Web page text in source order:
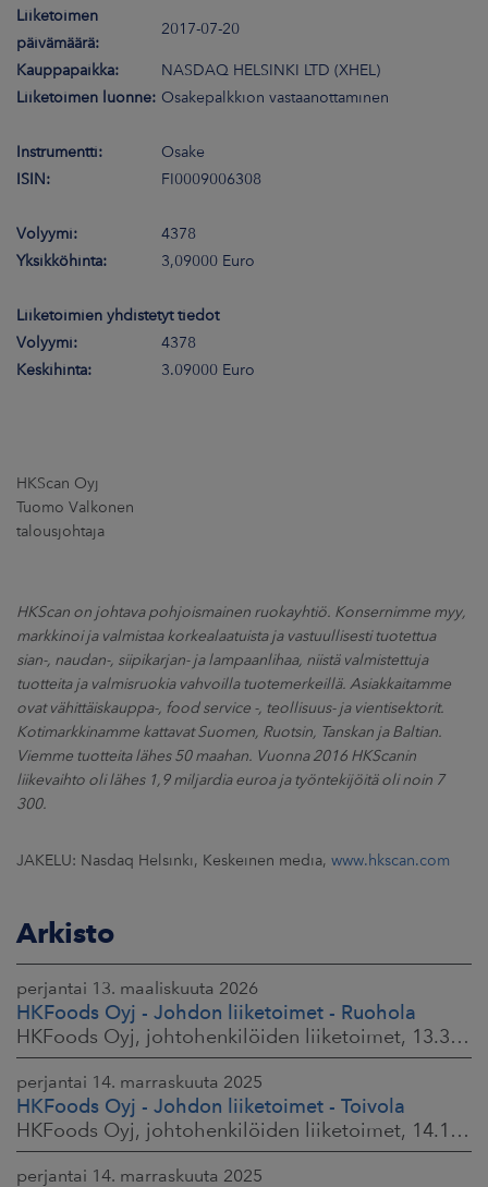
Liiketoimen
päivämäärä:
2017-07-20
Kauppapaikka:
NASDAQ HELSINKI LTD (XHEL)
Liiketoimen luonne: Osakepalkkion vastaanottaminen
Instrumentti:
Osake
ISIN:
FI0009006308
Volyymi:
4378
Yksikköhinta:
3,09000 Euro
Liiketoimien yhdistetyt tiedot
Volyymi:
4378
Keskihinta:
3.09000 Euro
HKScan Oyj
Tuomo Valkonen
talousjohtaja
HKScan on johtava pohjoismainen ruokayhtiö. Konsernimme myy,
markkinoi ja valmistaa korkealaatuista ja vastuullisesti tuotettua
sian-, naudan-, siipikarjan- ja lampaanlihaa, niistä valmistettuja
tuotteita ja valmisruokia vahvoilla tuotemerkeillä. Asiakkaitamme
ovat vähittäiskauppa-, food service -, teollisuus- ja vientisektorit.
Kotimarkkinamme kattavat Suomen, Ruotsin, Tanskan ja Baltian.
Viemme tuotteita lähes 50 maahan. Vuonna 2016 HKScanin
liikevaihto oli lähes 1,9 miljardia euroa ja työntekijöitä oli noin 7
300.
JAKELU: Nasdaq Helsinki, Keskeinen media, www.hkscan.com
Arkisto
perjantai 13. maaliskuuta 2026
HKFoods Oyj - Johdon liiketoimet - Ruohola
HKFoods Oyj, johtohenkilöiden liiketoimet, 13.3.2026 klo 9.30
perjantai 14. marraskuuta 2025
HKFoods Oyj - Johdon liiketoimet - Toivola
HKFoods Oyj, johtohenkilöiden liiketoimet, 14.11.2025 klo 14.00
perjantai 14. marraskuuta 2025